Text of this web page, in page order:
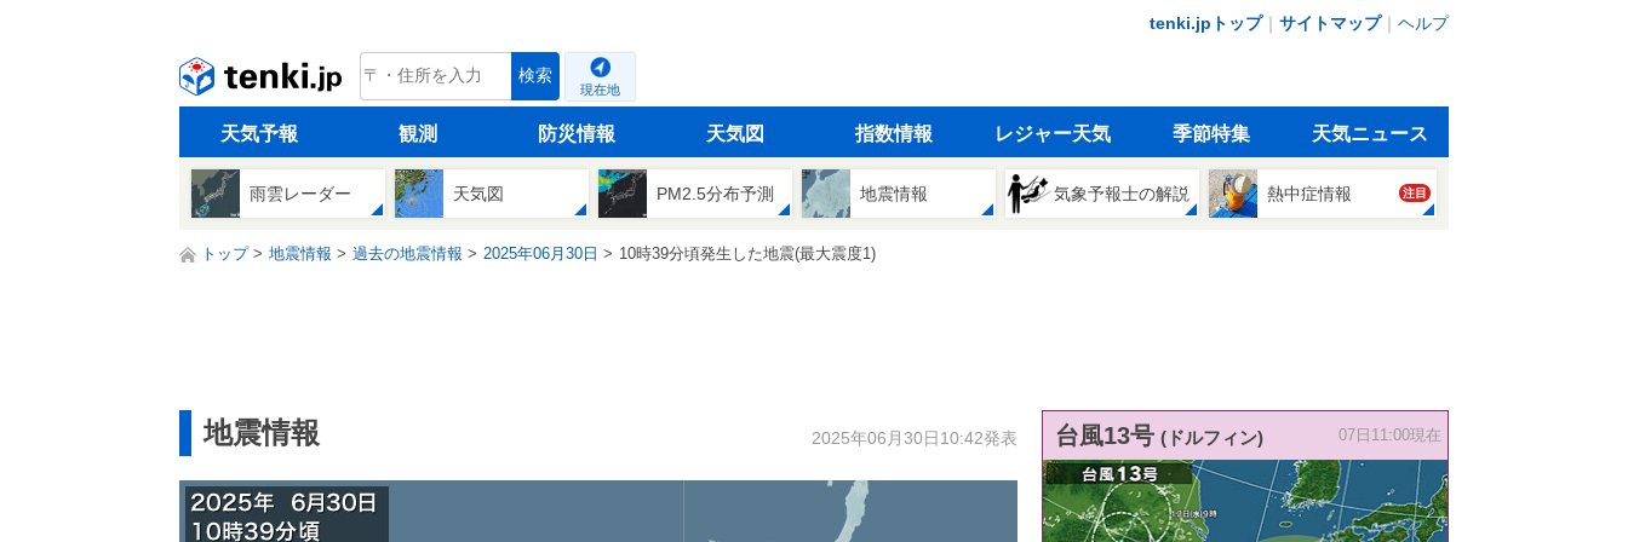
tenki.jpトップ｜ サイトマップ｜ ヘルプ
tenki.jp 検索
現在地
天気予報 観測 防災情報 天気図 指数情報 レジャー天気 季節特集 天気ニュース
雨雲レーダー 天気図 PM2.5分布予測 地震情報 気象予報士の解説 熱中症情報 注目
トップ 地震情報 過去の地震情報 2025年06月30日 10時39分頃発生した地震(最大震度1)
地震情報 2025年06月30日10:42発表 台風13号 (ドルフィン) 07日11:00現在